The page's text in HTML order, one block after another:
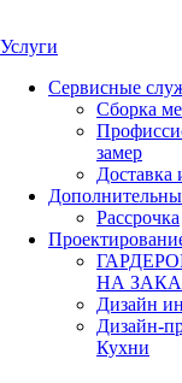
Услуги
Сервисные
Сборка
замер
Доставка
Рассрочка
НА
Дизайн
Дизайн-
Кухни